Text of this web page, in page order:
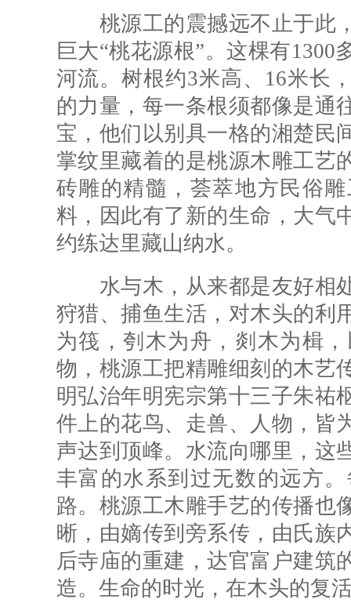
桃源工的震撼远不止于此
巨大“桃花源根”。这棵有
河流。树根约3米高、16米长
的力量，每一条根须都像是通
宝，他们以别具一格的湘楚民
掌纹里藏着的是桃源木雕工艺
砖雕的精髓，荟萃地方民俗
料，因此有了新的生命，大气
约练达里藏山纳水。
水与木，从来都是友好相
狩猎、捕鱼生活，对木头的利
为筏，刳木为舟，剡木为楫
物，桃源工把精雕细刻的木艺
明弘治年明宪宗第十三子朱祐
件上的花鸟、走兽、人物，皆
声达到顶峰。水流向哪里，这
丰富的水系到过无数的远方
路。桃源工木雕手艺的传播也
晰，由嫡传到旁系传，由氏族
后寺庙的重建，达官富户建筑
造。生命的时光，在木头的复